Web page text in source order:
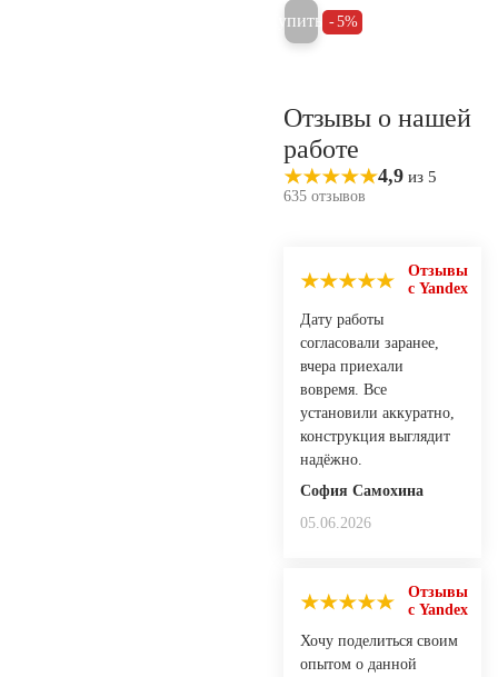
Купить 5%
Отзывы о нашей
работе
4,9 из 5
635 отзывов
Отзывы
с Yandex
Дату работы
согласовали заранее,
вчера приехали
вовремя. Все
установили аккуратно,
конструкция выглядит
надёжно.
София Самохина
05.06.2026
Отзывы
с Yandex
Хочу поделиться своим
опытом о данной